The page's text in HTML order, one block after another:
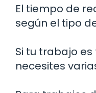
El tiempo de
según el tipo
Si tu trabajo
necesites